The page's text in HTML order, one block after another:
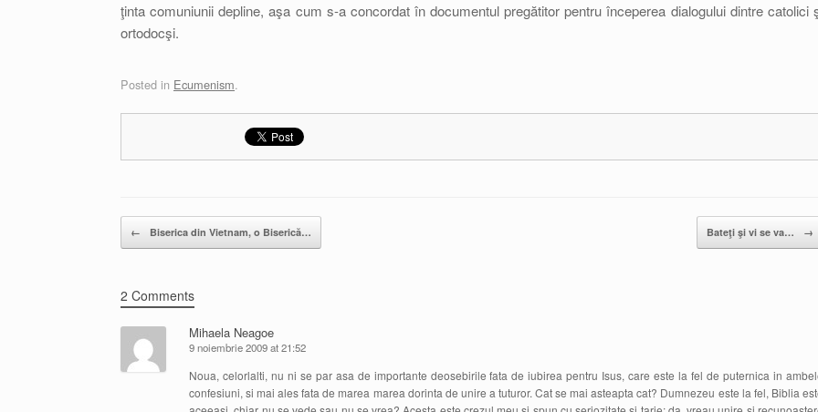
ţinta comuniunii depline, aşa cum s-a concordat în documentul pregătitor pentru începerea dialogului dintre catolici
ortodocşi.
Posted in Ecumenism.
Post navigation
← Biserica din Vietnam, o Biserică… Bateţi şi vi se va… →
2 Comments
Mihaela Neagoe
9 noiembrie 2009 at 21:52
Noua, celorlalti, nu ni se par asa de importante deosebirile fata de iubirea pentru Isus, care este la fel de puternica in
confesiuni, si mai ales fata de marea marea dorinta de unire a tuturor. Cat se mai asteapta cat? Dumnezeu este la fel, Biblia